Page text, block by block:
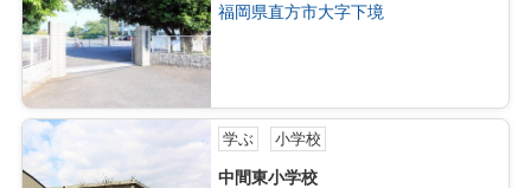
福岡県直方市大字下境
学ぶ 小学校
中間東小学校